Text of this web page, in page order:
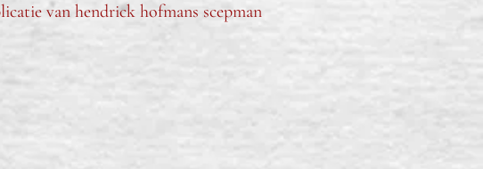
van hendrick hofmans scepman